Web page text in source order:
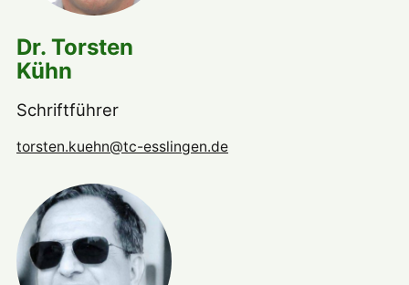
Dr. Torsten
Kühn
Schriftführer
torsten.kuehn@tc-esslingen.de